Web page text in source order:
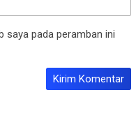
saya pada peramban ini